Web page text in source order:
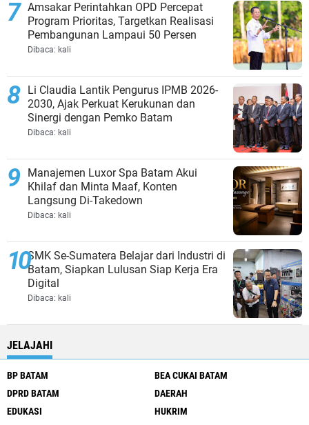
Amsakar Perintahkan OPD Percepat
Program Prioritas, Targetkan Realisasi
Pembangunan Lampaui 50 Persen
Dibaca: kali
Li Claudia Lantik Pengurus IPMB 2026-
2030, Ajak Perkuat Kerukunan dan
Sinergi dengan Pemko Batam
Dibaca: kali
Manajemen Luxor Spa Batam Akui
Khilaf dan Minta Maaf, Konten
Langsung Di-Takedown
Dibaca: kali
SMK Se-Sumatera Belajar dari Industri di
Batam, Siapkan Lulusan Siap Kerja Era
Digital
Dibaca: kali
JELAJAHI
BP BATAM
BEA CUKAI BATAM
DPRD BATAM
DAERAH
EDUKASI
HUKRIM